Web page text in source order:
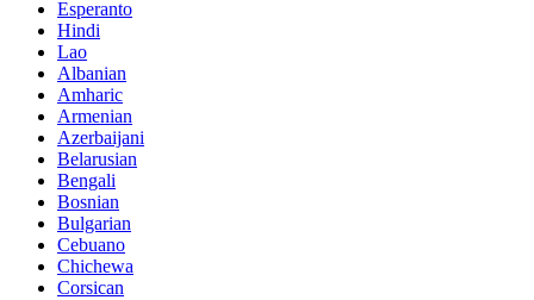
Esperanto
Hindi
Lao
Albanian
Amharic
Armenian
Azerbaijani
Belarusian
Bengali
Bosnian
Bulgarian
Cebuano
Chichewa
Corsican